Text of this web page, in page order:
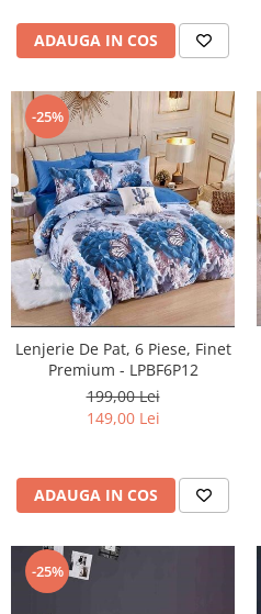
ADAUGA IN COS
-25%
Lenjerie De Pat, 6 Piese, Finet
Premium - LPBF6P12
199,00 Lei
149,00 Lei
ADAUGA IN COS
-25%